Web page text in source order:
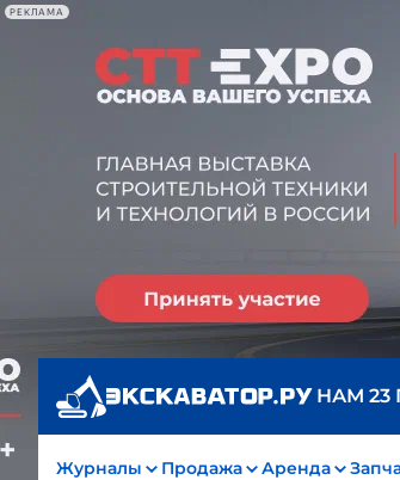
РЕКЛАМА
НАМ 23
Журналы Продажа Аренда